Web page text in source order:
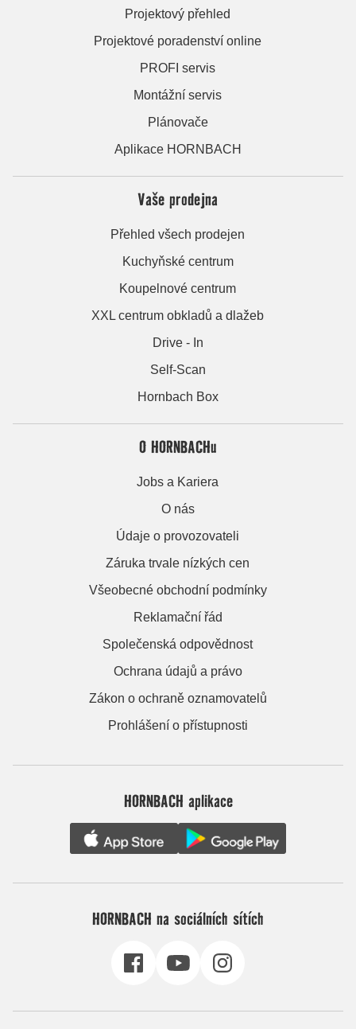
Projektový přehled
Projektové poradenství online
PROFI servis
Montážní servis
Plánovače
Aplikace HORNBACH
Vaše prodejna
Přehled všech prodejen
Kuchyňské centrum
Koupelnové centrum
XXL centrum obkladů a dlažeb
Drive - In
Self-Scan
Hornbach Box
O HORNBACHu
Jobs a Kariera
O nás
Údaje o provozovateli
Záruka trvale nízkých cen
Všeobecné obchodní podmínky
Reklamační řád
Společenská odpovědnost
Ochrana údajů a právo
Zákon o ochraně oznamovatelů
Prohlášení o přístupnosti
HORNBACH aplikace
HORNBACH na sociálních sítích